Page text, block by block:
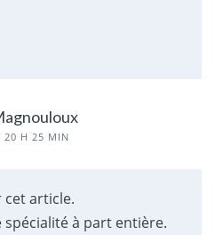
20 H 25 MIN
article.
à part entière.